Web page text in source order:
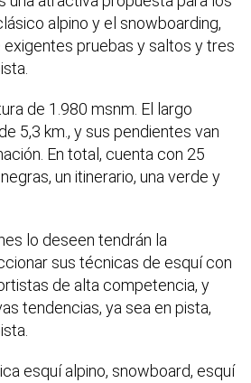
alpino y el snowboarding,
exigentes pruebas y saltos y tres
de 1.980 msnm. El largo
5,3 km., y sus pendientes van
En total, cuenta con 25
un itinerario, una verde y
lo deseen tendrán la
sus técnicas de esquí con
de alta competencia, y
tendencias, ya sea en pista,
esquí alpino, snowboard, esquí